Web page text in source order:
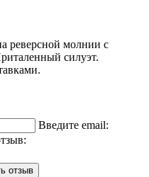
реверсной молнии с
силуэт.
Введите email:
отзыв